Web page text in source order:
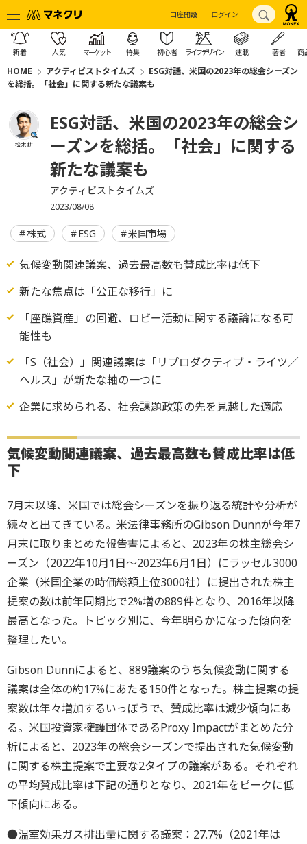
口座開設 ログイン
新着 人気 マーケット 特集 初心者 ライフデザイン 連載 著者 商
HOME アクティビストタイムズ
ESG対話、米国の2023年の総会シーズン
を総括。「社会」に関する新たな議案も
松木 耕
ESG対話、米国の2023年の総会シ
ーズンを総括。「社会」に関する
新たな議案も
アクティビストタイムズ
2023/08/08
株式 ESG 米国市場
気候変動関連議案、過去最高数も賛成比率は低下
新たな焦点は「公正な移行」に
「座礁資産」の回避、ロビー活動に関する議論になる可
能性も
「S（社会）」関連議案は「リプロダクティブ・ライツ／
ヘルス」が新たな軸の一つに
企業に求められる、社会課題政策の先を見越した適応
気候変動関連議案、 過去最高数も賛成比率は低
下
7月末以降、米国では総会シーズンを振り返る統計や分析が
続々と出てきている。米法律事務所のGibson Dunnが今年7
月末に取りまとめた報告書によると、2023年の株主総会シ
ーズン（2022年10月1日～2023年6月1日）にラッセル3000
企業（米国企業の時価総額上位3000社）に提出された株主
提案の数は前年同期比で2%増の889件となり、2016年以降
最高となった。トピック別に、今年明らかになった傾向を
整理したい。
Gibson Dunnによると、889議案のうち気候変動に関する
議案は全体の約17%にあたる150件となった。株主提案の提
案数は年々増加するいっぽうで、賛成比率は減少傾向にあ
る。米国投資家擁護団体であるProxy Impactがまとめた分
析によると、2023年の総会シーズンで提出された気候変動
に関する株主提案で主要な2タイプの議案がある。それぞれ
の平均賛成比率は下記の通りとなり、2021年をピークに低
下傾向にある。
●温室効果ガス排出量に関する議案：27.7%（2021年は